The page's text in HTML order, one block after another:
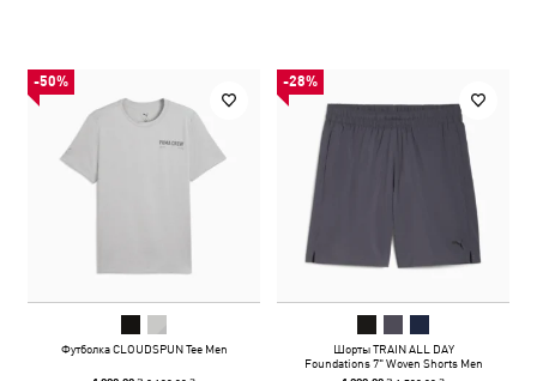
-50%
Футболка CLOUDSPUN Tee Men
-28%
Шорты TRAIN ALL DAY
Foundations 7" Woven Shorts Men